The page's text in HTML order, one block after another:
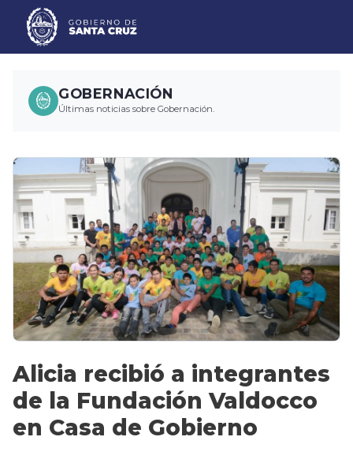
GOBERNACIÓN
Últimas noticias sobre Gobernación.
Alicia recibió a integrantes
de la Fundación Valdocco
en Casa de Gobierno